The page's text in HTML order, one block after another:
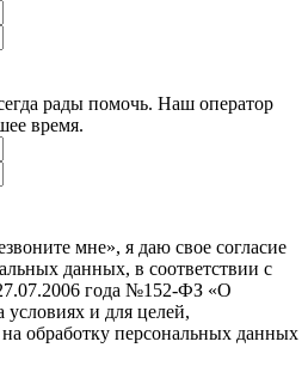
рады помочь. Наш оператор
время.
мне», я даю свое согласие
данных, в соответствии с
года №152-ФЗ «О
и для целей,
обработку персональных данных